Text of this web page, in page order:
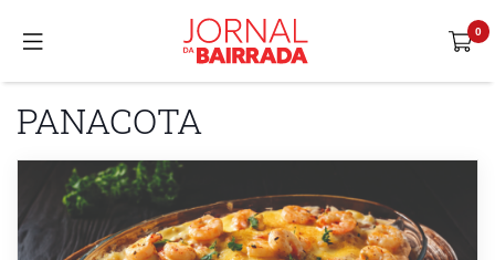
PANACOTA